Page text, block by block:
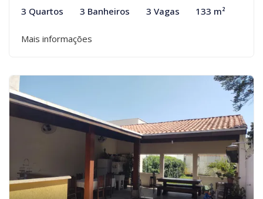
3 Quartos 3 Banheiros 3 Vagas 133 m²
Mais informações